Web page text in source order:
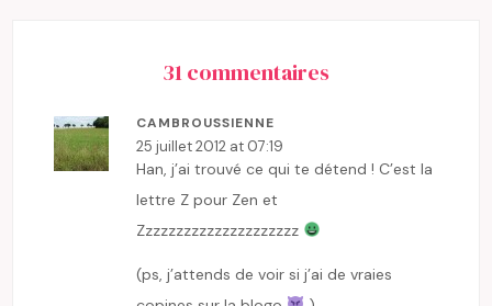
31 commentaires
CAMBROUSSIENNE
25 juillet 2012 at 07:19
Han, j’ai trouvé ce qui te détend ! C’est la
lettre Z pour Zen et
Zzzzzzzzzzzzzzzzzzzzz
(ps, j’attends de voir si j’ai de vraies